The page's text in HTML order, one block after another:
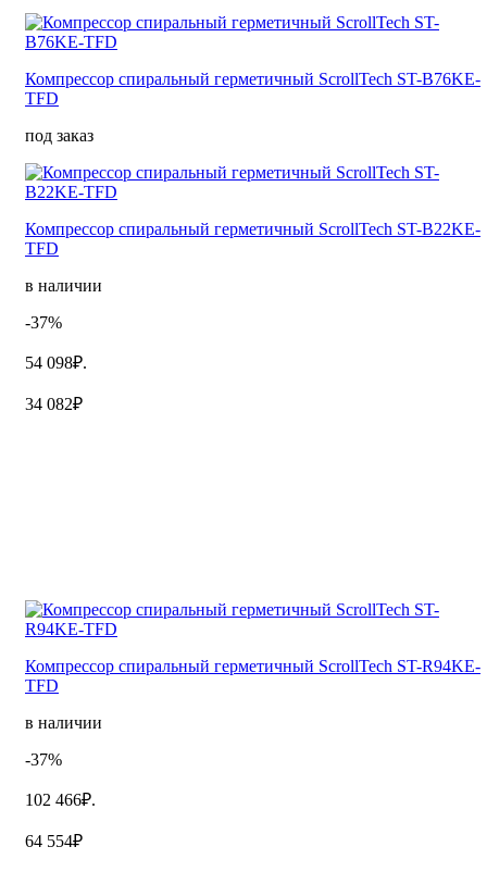
Компрессор спиральный герметичный ScrollTech ST-B76KE-
TFD
под заказ
Компрессор спиральный герметичный ScrollTech ST-B22KE-
TFD
в наличии
-37%
54 098₽.
34 082₽
Компрессор спиральный герметичный ScrollTech ST-R94KE-
TFD
в наличии
-37%
102 466₽.
64 554₽